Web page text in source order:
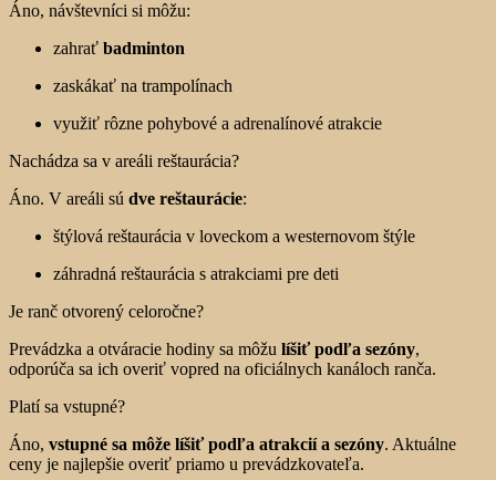
Áno, návštevníci si môžu:
zahrať badminton
zaskákať na trampolínach
využiť rôzne pohybové a adrenalínové atrakcie
Nachádza sa v areáli reštaurácia?
Áno. V areáli sú dve reštaurácie:
štýlová reštaurácia v loveckom a westernovom štýle
záhradná reštaurácia s atrakciami pre deti
Je ranč otvorený celoročne?
Prevádzka a otváracie hodiny sa môžu líšiť podľa sezóny,
odporúča sa ich overiť vopred na oficiálnych kanáloch ranča.
Platí sa vstupné?
Áno, vstupné sa môže líšiť podľa atrakcií a sezóny. Aktuálne
ceny je najlepšie overiť priamo u prevádzkovateľa.